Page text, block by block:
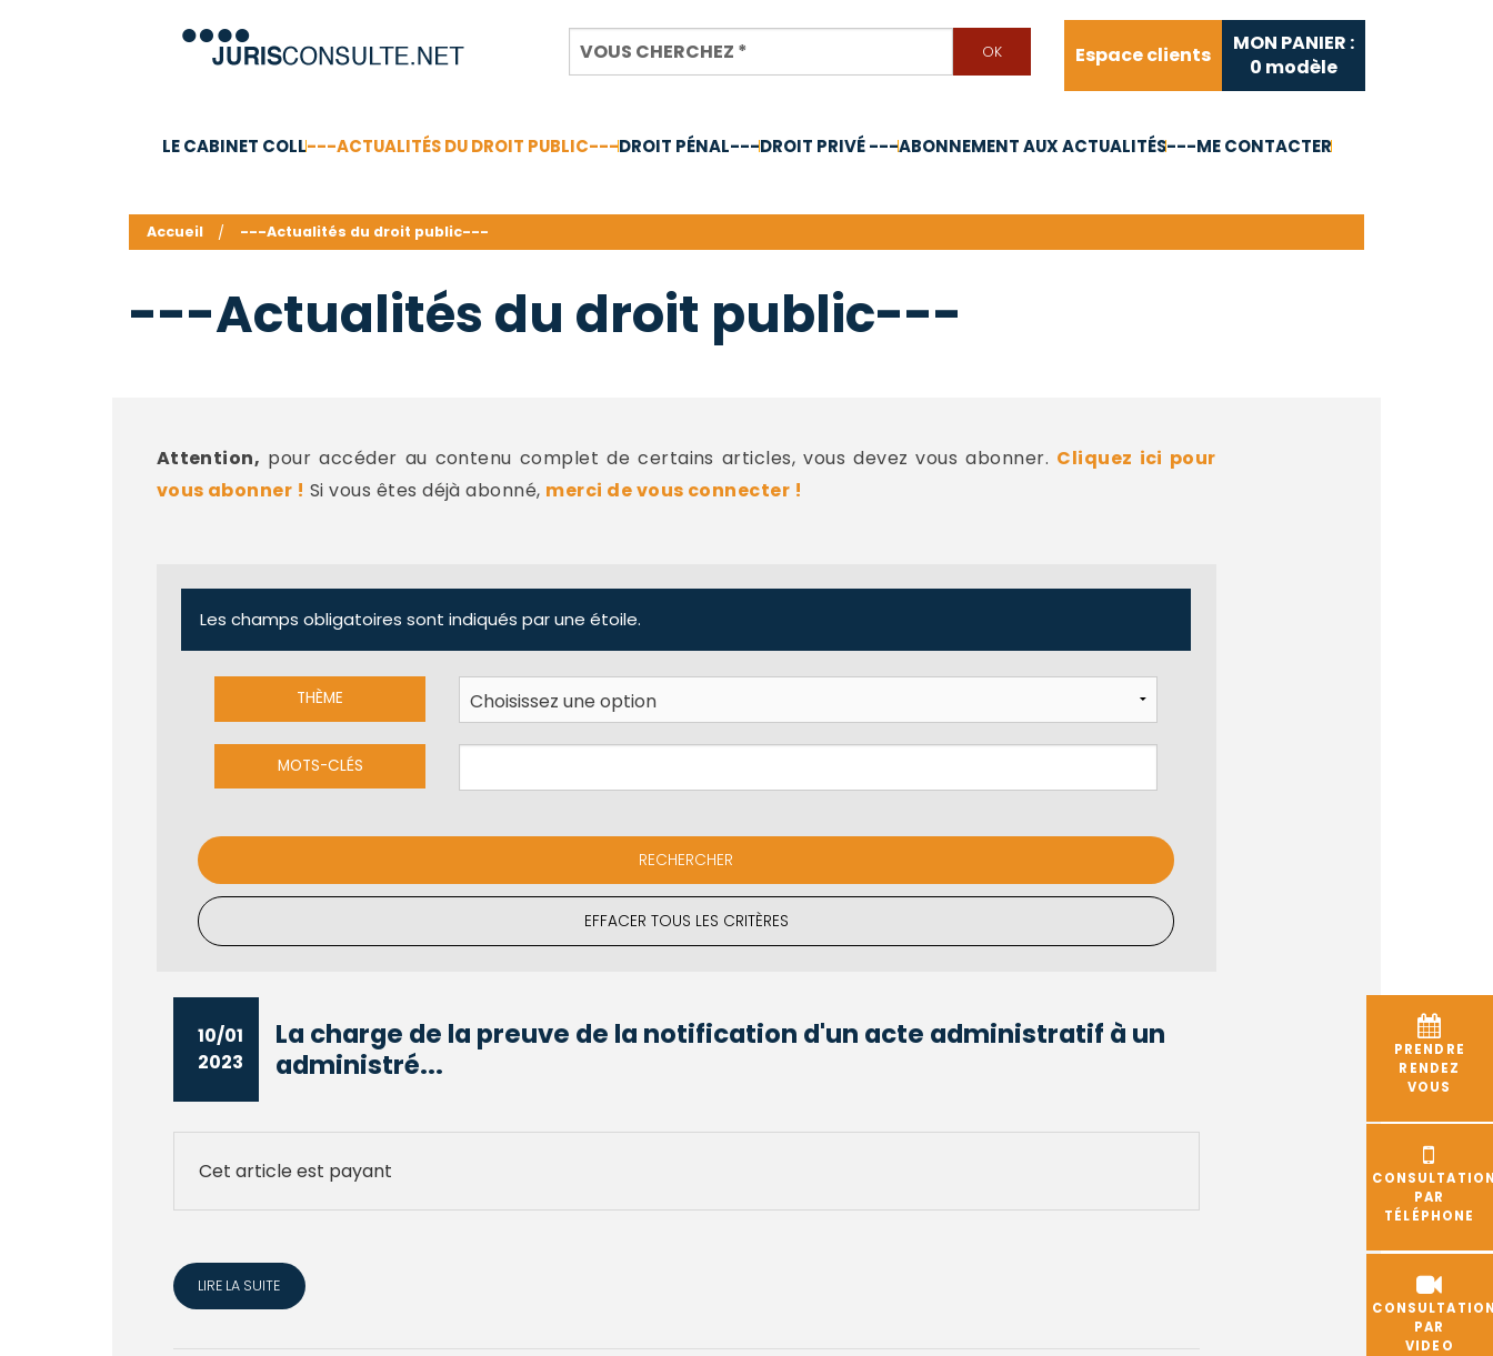
Espace clients
MON PANIER :
0 modèle
LE CABINET COLL---ACTUALITÉS DU DROIT PUBLIC---DROIT PÉNAL---DROIT PRIVÉ ---ABONNEMENT AUX ACTUALITÉS---ME CONTACTER
PRENDRE
RENDEZ
VOUS
PAR
TÉLÉPHONE
PAR
VIDEO
Accueil ---Actualités du droit public---
---Actualités du droit public---
Attention, pour accéder au contenu complet de certains articles, vous devez vous abonner. Cliquez ici pour
vous abonner ! Si vous êtes déjà abonné, merci de vous connecter !
Les champs obligatoires sont indiqués par une étoile.
THÈME
MOTS-CLÉS
EFFACER TOUS LES CRITÈRES
10/01
2023
La charge de la preuve de la notification d'un acte administratif à un
administré...
Cet article est payant
LIRE LA SUITE